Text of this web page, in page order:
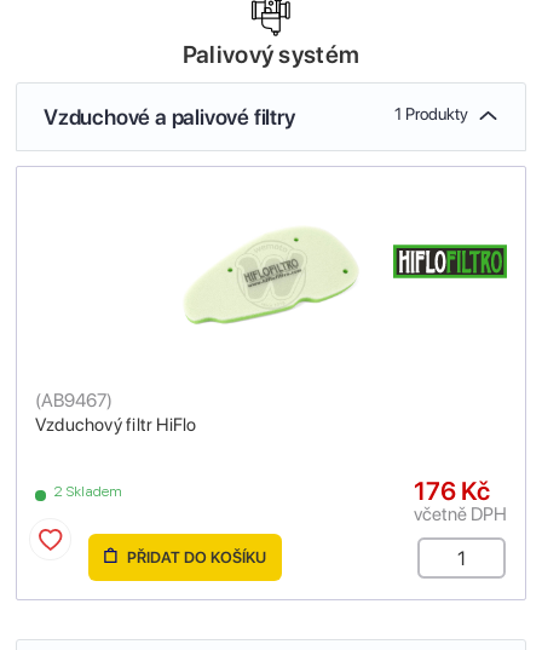
Palivový systém
Vzduchové a palivové filtry 1 Produkty
Vzduchový filtr HiFlo
(AB9467)
2 Skladem 176 Kč
včetně DPH
PŘIDAT DO KOŠÍKU